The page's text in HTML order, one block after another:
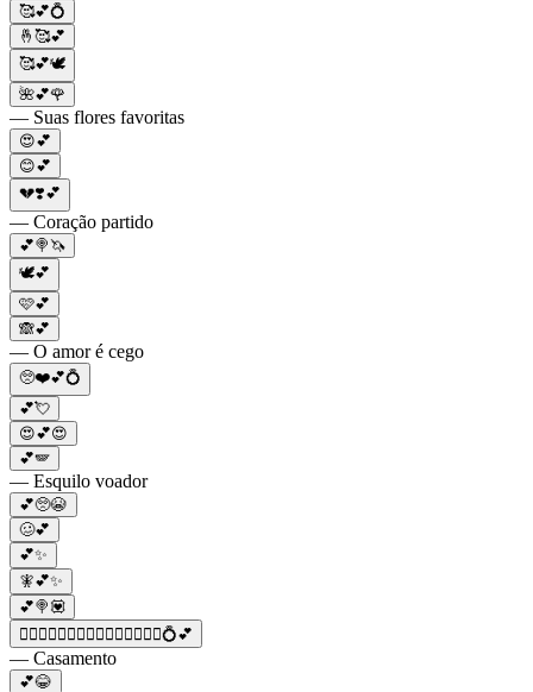
🥰💕💍
🤞🥰💕
🥰💕🕊️
🌺💕🌹
— Suas flores favoritas
😍💕
😊💕
💔❣️💕
— Coração partido
💕🍭🦄
🕊️💕
🩷💕
🙈💕
— O amor é cego
🥺❤️💕💍
💕💘
😍💕😍
💕🪽
— Esquilo voador
💕🥺😭
🥴💕
💕✨
🧚💕✨
💕🍭💟
👩‍❤️‍👩👩‍❤️‍👩👩‍❤️‍👩👩‍❤️‍👩👩‍❤️‍👩💍💕
— Casamento
💕😂